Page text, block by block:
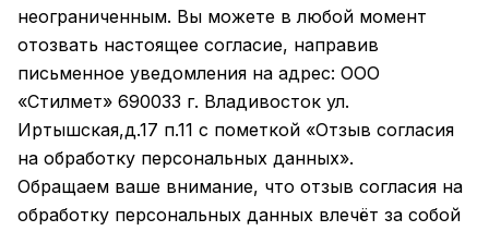
неограниченным. Вы можете в любой момент
отозвать настоящее согласие, направив
письменное уведомления на адрес: ООО
«Стилмет» 690033 г. Владивосток ул.
Иртышская,д.17 п.11 с пометкой «Отзыв согласия
на обработку персональных данных».
Обращаем ваше внимание, что отзыв согласия на
обработку персональных данных влечёт за собой